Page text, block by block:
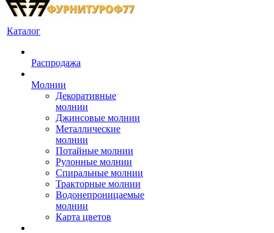
Каталог
Распродажа
Молнии
Декоративные
молнии
Джинсовые молнии
Металлические
молнии
Потайные молнии
Рулонные молнии
Спиральные молнии
Тракторные молнии
Водонепроницаемые
молнии
Карта цветов